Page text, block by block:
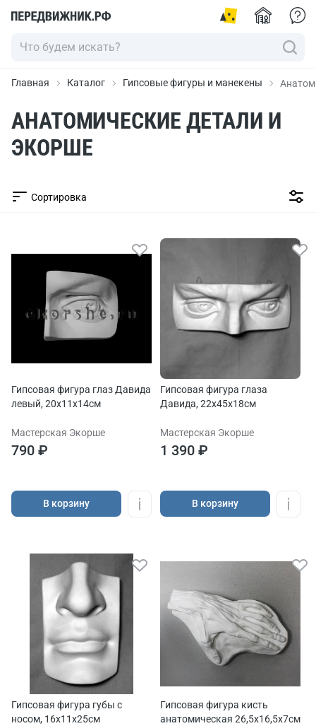
Главная Каталог Гипсовые фигуры и манекены
АНАТОМИЧЕСКИЕ ДЕТАЛИ И
ЭКОРШЕ
Сортировка
Гипсовая фигура глаз Давида
левый, 20х11х14см
Мастерская Экорше
790 ₽
В корзину
Гипсовая фигура глаза
Давида, 22х45х18см
Мастерская Экорше
1 390 ₽
В корзину
Гипсовая фигура губы с
носом, 16х11х25см
Гипсовая фигура кисть
анатомическая 26,5х16,5х7см